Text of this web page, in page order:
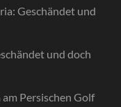
Geschändet und
und doch
am Persischen Golf